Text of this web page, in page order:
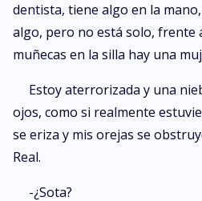
dentista, tiene algo en la
algo, pero no está solo, frente
muñecas en la silla hay una
Estoy aterrorizada y una
ojos, como si realmente
se eriza y mis orejas se
Real.
-¿Sota?